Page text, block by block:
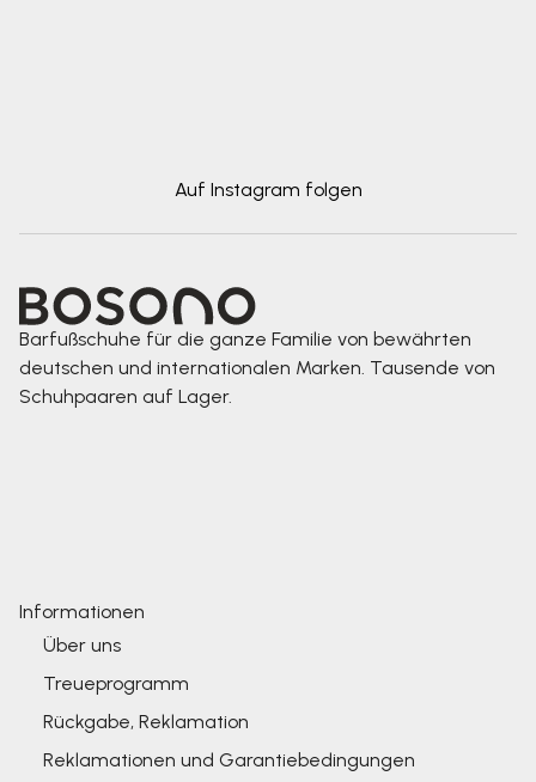
Auf Instagram folgen
Barfußschuhe für die ganze Familie von bewährten
deutschen und internationalen Marken. Tausende von
Schuhpaaren auf Lager.
Informationen
Über uns
Treueprogramm
Rückgabe, Reklamation
Reklamationen und Garantiebedingungen